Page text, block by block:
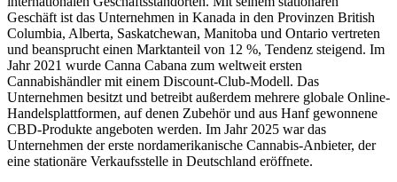
Geschäft ist das Unternehmen in Kanada in den Provinzen British
Columbia, Alberta, Saskatchewan, Manitoba und Ontario vertreten
und beansprucht einen Marktanteil von 12 %, Tendenz steigend. Im
Jahr 2021 wurde Canna Cabana zum weltweit ersten
Cannabishändler mit einem Discount-Club-Modell. Das
Unternehmen besitzt und betreibt außerdem mehrere globale Online-
Handelsplattformen, auf denen Zubehör und aus Hanf gewonnene
CBD-Produkte angeboten werden. Im Jahr 2025 war das
Unternehmen der erste nordamerikanische Cannabis-Anbieter, der
eine stationäre Verkaufsstelle in Deutschland eröffnete.